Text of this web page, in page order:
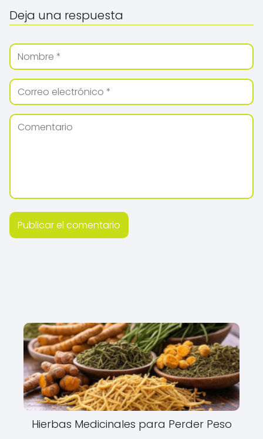
Deja una respuesta
Hierbas Medicinales para Perder Peso